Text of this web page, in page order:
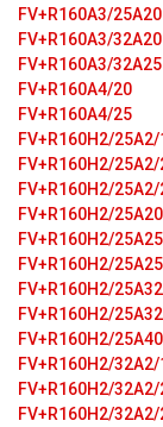
FV+R160A3/25A20
FV+R160A3/32A20
FV+R160A3/32A25
FV+R160A4/20
FV+R160A4/25
FV+R160H2/
FV+R160H2/
FV+R160H2/
FV+R160H2/
FV+R160H2/
FV+R160H2/
FV+R160H2/
FV+R160H2/
FV+R160H2/
FV+R160H2/
FV+R160H2/
FV+R160H2/